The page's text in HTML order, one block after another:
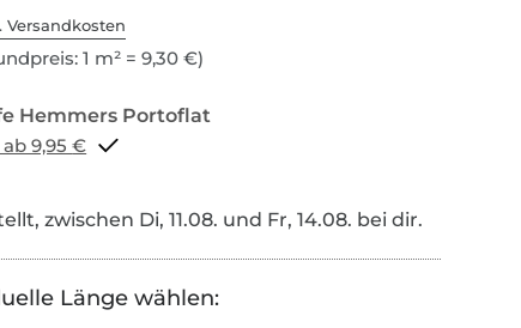
Versandkosten
1 m² = 9,30 €)
Portoflat schon ab 9,95 €
zwischen Di, 11.08. und Fr, 14.08. bei dir.
Länge wählen: